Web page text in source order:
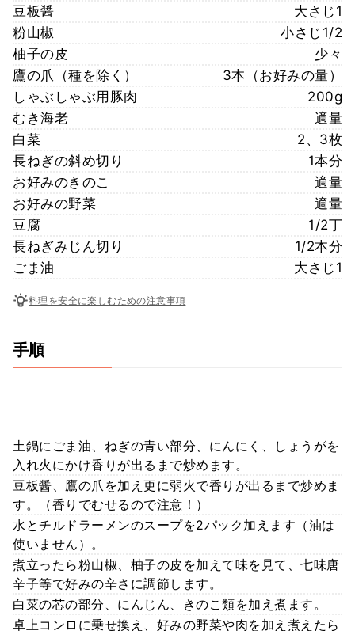
豆板醤
大さじ1
粉山椒
小さじ1/2
柚子の皮
少々
鷹の爪（種を除く）
3本（お好みの量）
しゃぶしゃぶ用豚肉
200g
むき海老
適量
白菜
2、3枚
長ねぎの斜め切り
1本分
お好みのきのこ
適量
お好みの野菜
適量
豆腐
1/2丁
長ねぎみじん切り
1/2本分
ごま油
大さじ1
料理を安全に楽しむための注意事項
手順
土鍋にごま油、ねぎの青い部分、にんにく、しょうがを
入れ火にかけ香りが出るまで炒めます。
豆板醤、鷹の爪を加え更に弱火で香りが出るまで炒めま
す。（香りでむせるので注意！）
水とチルドラーメンのスープを2パック加えます（油は
使いません）。
煮立ったら粉山椒、柚子の皮を加えて味を見て、七味唐
辛子等で好みの辛さに調節します。
白菜の芯の部分、にんじん、きのこ類を加え煮ます。
卓上コンロに乗せ換え、好みの野菜や肉を加え煮えたら